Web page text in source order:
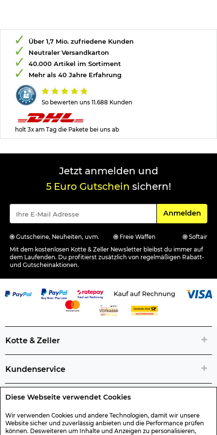
Diese Webseite verwendet Cookies
Wir verwenden Cookies und andere Technologien, damit wir unsere
Website sicher und zuverlässig anbieten und die Performance prüfen
können. Desweiteren um Inhalte und Anzeigen zu personalisieren,
So bewerten uns 11.688 Kunden
Über 1,7 Mio. zufriedene Kunden
Neutraler Versandkarton
40.000 Artikel im Sortiment
Mehr als 40 Jahre Erfahrung
holt 3x am Tag die Pakete bei uns ab
Jetzt anmelden und
5 Euro Gutschein sichern!
Für den
Anmelden
Gutscheine, Neuheiten, uvm. Freie Waffen
Softair
Mit dem kostenlosen Kotte & Zeller Newsletter bleibst du immer auf
dem Laufenden. Du profitierst zusätzlich von regelmäßigen Rabatt-
und Gutscheinaktionen.
Kotte & Zeller
Kundenservice
Rechtliche Artikelinfos
Geschenk-Gutscheine